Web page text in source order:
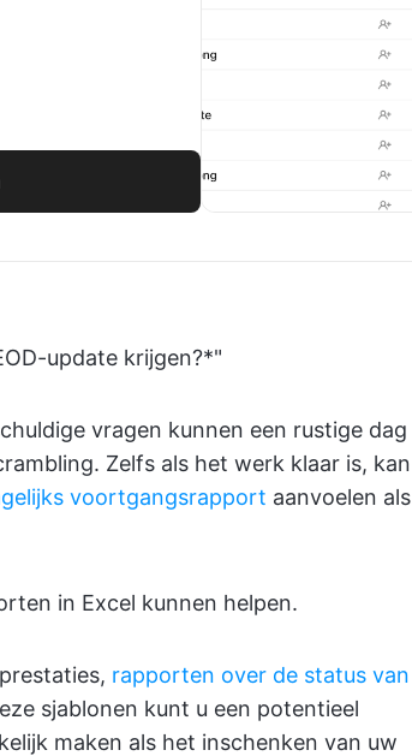
update krijgen?*"
vragen kunnen een rustige dag
Zelfs als het werk klaar is, kan
voortgangsrapport aanvoelen als
in Excel kunnen helpen.
rapporten over de status van
sjablonen kunt u een potentieel
maken als het inschenken van uw